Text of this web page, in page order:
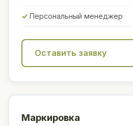
Персональный менеджер
Оставить заявку
Маркировка